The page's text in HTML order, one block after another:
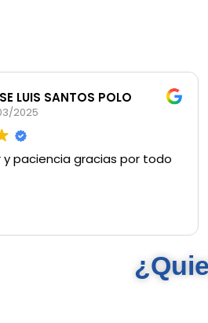
LUIS SANTOS POLO
2025
y paciencia gracias por todo